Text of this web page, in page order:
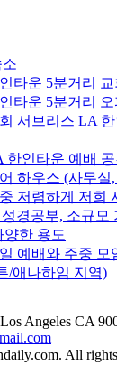
타운 5분거리
타운 5분거리
서브리스 LA
한인타운 예배
하우스 (사무실,
저렴하게 저희
경공부, 소규모
양한 용도
예배와 주중 모
/애나하임 지역)
Angeles CA
All rights